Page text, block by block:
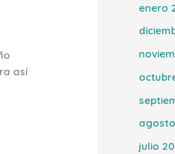
así
enero
julio